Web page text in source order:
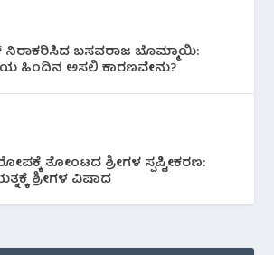
ನಿರಾಕರಿಸಿದ ಬಸವರಾಜ ಬೊಮ್ಮಾಯಿ:
ಹಿಂದಿನ ಅಸಲಿ ಕಾರಣವೇನು?
ತೋಂಟದ ಶ್ರೀಗಳ ಸ್ಪಷ್ಟೀಕರಣ:
ಶ್ರೀಗಳ ವಿಷಾದ